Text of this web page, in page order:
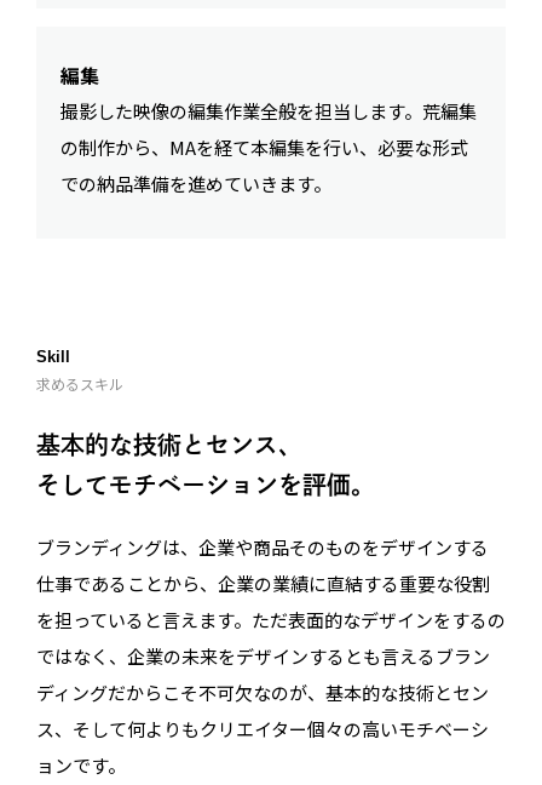
編集
撮影した映像の編集作業全般を担当します。荒編集
の制作から、MAを経て本編集を行い、必要な形式
での納品準備を進めていきます。
Skill
求めるスキル
基本的な技術とセンス、
そしてモチベーションを評価。
ブランディングは、企業や商品そのものをデザインする
仕事であることから、企業の業績に直結する重要な役割
を担っていると言えます。ただ表面的なデザインをするの
ではなく、企業の未来をデザインするとも言えるブラン
ディングだからこそ不可欠なのが、基本的な技術とセン
ス、そして何よりもクリエイター個々の高いモチベーシ
ョンです。